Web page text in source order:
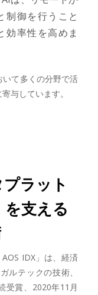
制御を行うこと
効率性を高めま
て多くの分野で活
与しています。
ラット
を支える
IDX」は、経済
ルテックの技術、
受賞、2020年11月